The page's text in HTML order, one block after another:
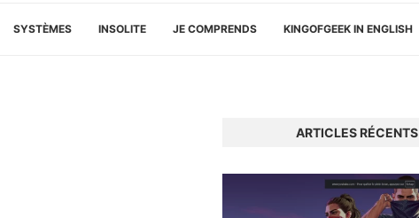
SYSTÈMES INSOLITE JE COMPRENDS KINGOFGEEK IN ENGLISH
ARTICLES RÉCENTS